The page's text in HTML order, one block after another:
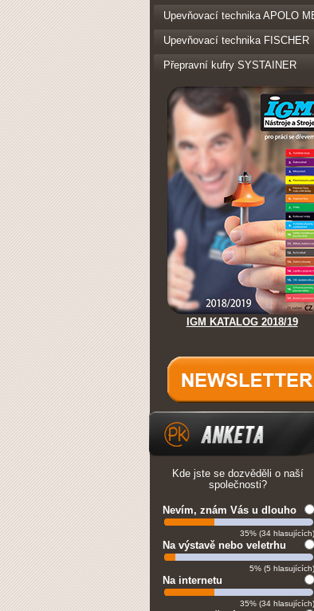
Upevňovací technika APOLO
Upevňovací technika FISCHER
Přepravní kufry SYSTAINER
IGM KATALOG 2018/19
Kde jste se dozvěděli o naší
společnosti?
Nevím, znám Vás u dlouho
35% (34 hlasujících)
Na výstavě nebo veletrhu
5% (5 hlasujících)
Na internetu
35% (34 hlasujících)